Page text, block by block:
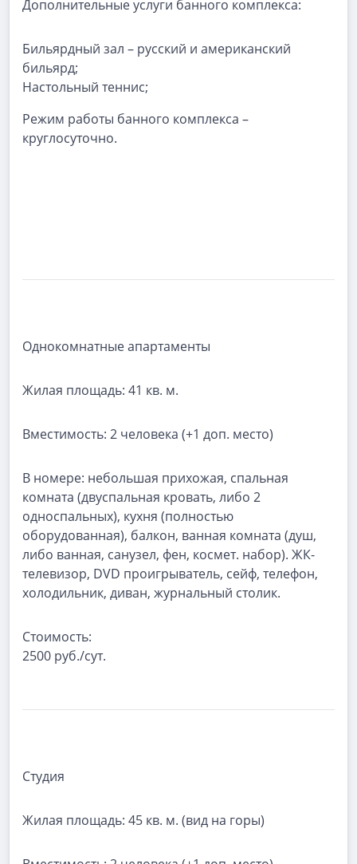
Дополнительные услуги банного комплекса:
Бильярдный зал – русский и американский
бильярд;
Настольный теннис;
Режим работы банного комплекса –
круглосуточно.
Однокомнатные апартаменты
Жилая площадь: 41 кв. м.
Вместимость: 2 человека (+1 доп. место)
В номере: небольшая прихожая, спальная
комната (двуспальная кровать, либо 2
односпальных), кухня (полностью
оборудованная), балкон, ванная комната (душ,
либо ванная, санузел, фен, космет. набор). ЖК-
телевизор, DVD проигрыватель, сейф, телефон,
холодильник, диван, журнальный столик.
Стоимость:
2500 руб./сут.
Студия
Жилая площадь: 45 кв. м. (вид на горы)